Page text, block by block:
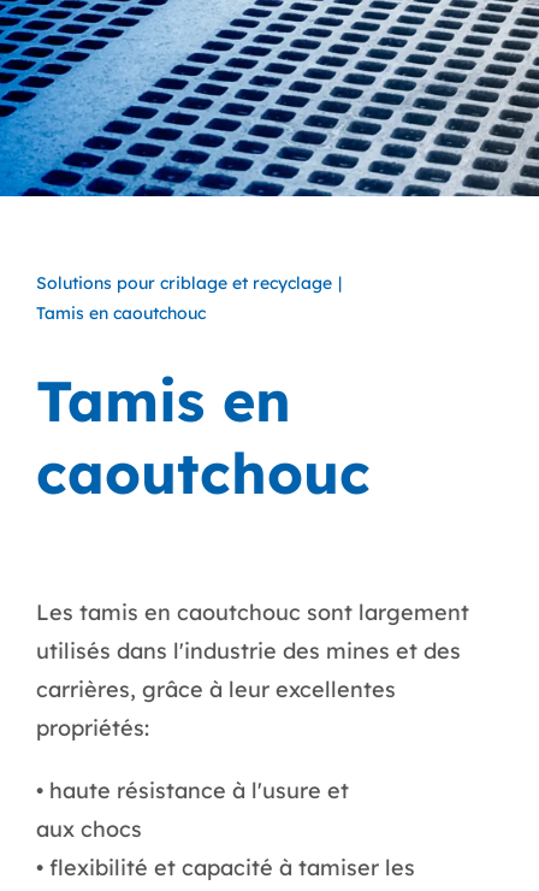
Solutions pour criblage et recyclage
Tamis en caoutchouc
Tamis en
caoutchouc
Les tamis en caoutchouc sont largement
utilisés dans l'industrie des mines et des
carrières, grâce à leur excellentes
propriétés:
• haute résistance à l'usure et
aux chocs
• flexibilité et capacité à tamiser les